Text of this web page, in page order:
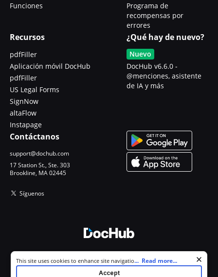
Funciones
Programa de
recompensas por
errores
Recursos
pdfFiller
Aplicación móvil DocHub
pdfFiller
US Legal Forms
SignNow
altaFlow
Instapage
¿Qué hay de nuevo?
Nuevo
DocHub v6.6.0 -
@menciones, asistente
de IA y más
Contáctanos
support@dochub.com
17 Station St., Ste. 303
Brookline, MA 02445
Síguenos
Todos los derechos reservados.
Cookie consent notice
This site uses cookies to enhance site navigation and personalize
your experience. By using this site you agree to our use of cookies as
... Read more...
Accept